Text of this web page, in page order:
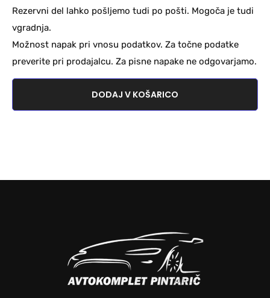
Rezervni del lahko pošljemo tudi po pošti. Mogoča je tudi
vgradnja.
Možnost napak pri vnosu podatkov. Za točne podatke
preverite pri prodajalcu. Za pisne napake ne odgovarjamo.
DODAJ V KOŠARICO